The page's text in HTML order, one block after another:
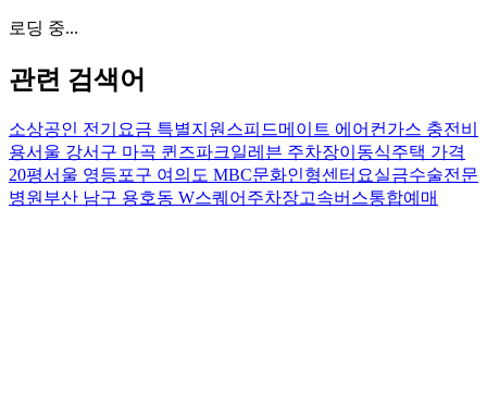
로딩 중...
관련 검색어
소상공인 전기요금 특별지원 스피드메이트 에어컨가스 충전비
용서울 강서구 마곡 퀸즈파크일레븐 주차장이동식주택 가격
20평서울 영등포구 여의도 MBC문화인형센터 요실금수술전문
병원 부산 남구 용호동 W스퀘어주차장고속버스통합예매